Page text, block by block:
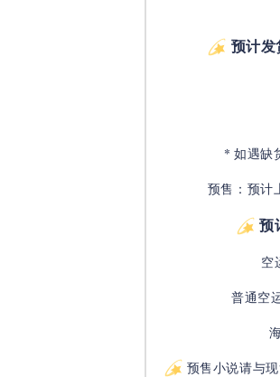
预计发
* 如遇缺
预售：预计
预
空
普通空
预售小说请与